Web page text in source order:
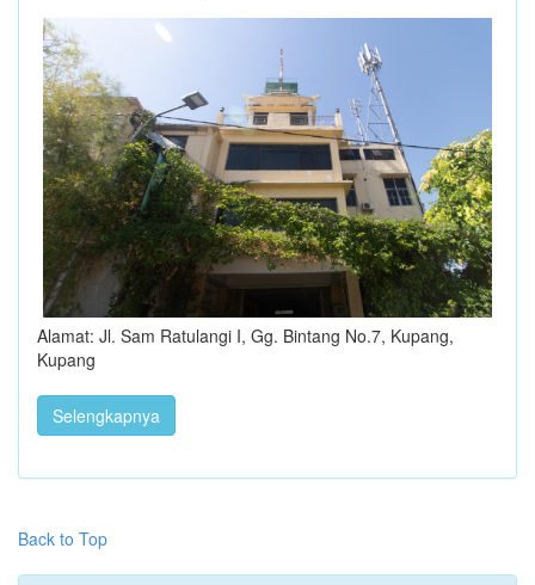
Alamat: Jl. Sam Ratulangi I, Gg. Bintang No.7, Kupang,
Kupang
Selengkapnya
Back to Top